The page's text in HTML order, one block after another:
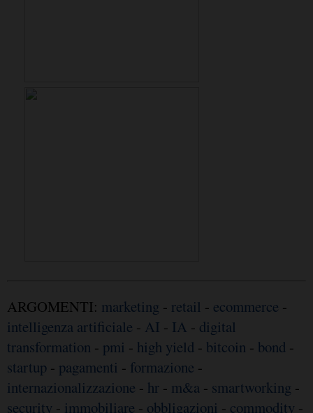
ARGOMENTI: marketing - retail - ecommerce -
intelligenza artificiale - AI - IA - digital
transformation - pmi - high yield - bitcoin - bond -
startup - pagamenti - formazione -
internazionalizzazione - hr - m&a - smartworking -
security - immobiliare - obbligazioni - commodity -